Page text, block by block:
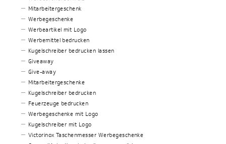
Mitarbeitergeschenk
Werbegeschenke
Werbeartikel mit Logo
Werbemittel bedrucken
Kugelschreiber bedrucken lassen
Giveaway
Give-away
Mitarbeitergeschenke
Kugelschreiber bedrucken
Feuerzeuge bedrucken
Werbegeschenke mit Logo
Kugelschreiber mit Logo
Victorinox Taschenmesser Werbegeschenke